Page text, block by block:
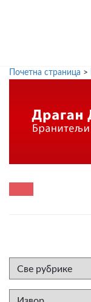
Почетна страница >